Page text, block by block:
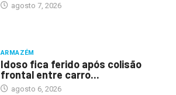
agosto 7, 2026
ARMAZÉM
Idoso fica ferido após colisão
frontal entre carro...
agosto 6, 2026